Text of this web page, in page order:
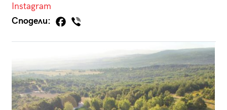
Instagram
Сподели: